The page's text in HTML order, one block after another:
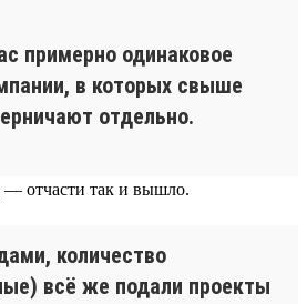
примерно одинаковое
в которых свыше
отдельно.
— отчасти так и вышло.
количество
всё же подали проекты